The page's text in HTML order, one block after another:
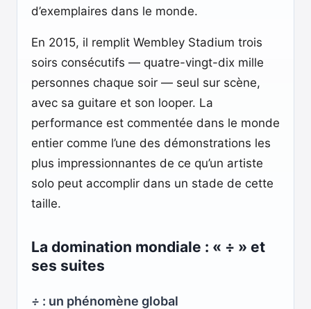
d’exemplaires dans le monde.
En 2015, il remplit Wembley Stadium trois
soirs consécutifs — quatre-vingt-dix mille
personnes chaque soir — seul sur scène,
avec sa guitare et son looper. La
performance est commentée dans le monde
entier comme l’une des démonstrations les
plus impressionnantes de ce qu’un artiste
solo peut accomplir dans un stade de cette
taille.
La domination mondiale : « ÷ » et
ses suites
÷ : un phénomène global